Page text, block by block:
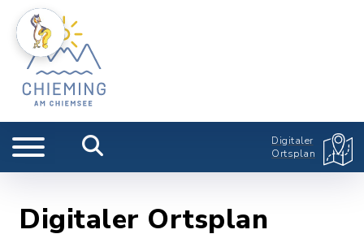
Digitaler
Ortsplan
Digitaler Ortsplan